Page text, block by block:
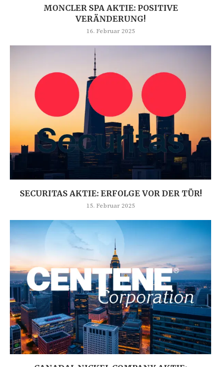
MONCLER SPA AKTIE: POSITIVE
VERÄNDERUNG!
16. Februar 2025
SECURITAS AKTIE: ERFOLGE VOR DER TÜR!
15. Februar 2025